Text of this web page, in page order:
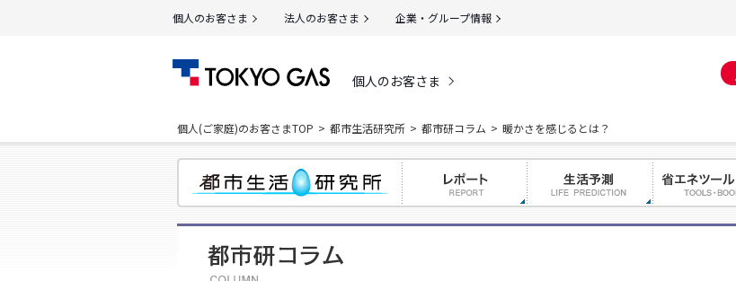
個人のお客さま 法人のお客さま 企業・グループ情報
個人のお客さま
個人(ご家庭)のお客さまTOP 都市生活研究所 都市研コラム 暖かさを感じるとは？